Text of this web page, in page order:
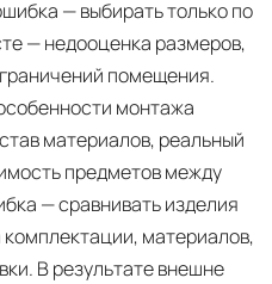
— выбирать только по
— недооценка размеров,
помещения.
монтажа
материалов, реальный
предметов между
— сравнивать изделия
материалов,
В результате внешне